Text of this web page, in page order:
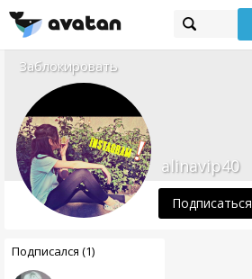
Заблокировать
alinavip40
Подписаться
Подписался (1)